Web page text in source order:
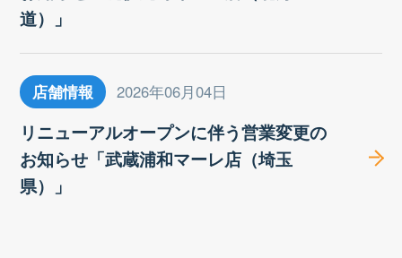
道）」
店舗情報 2026年06月04日
リニューアルオープンに伴う営業変更の
お知らせ「武蔵浦和マーレ店（埼玉
県）」